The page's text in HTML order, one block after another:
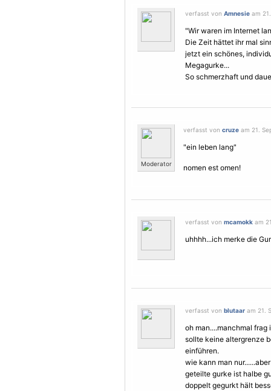
verfasst von Amnesie am
"Wir waren im Internet
Die Zeit hättet ihr mal
jetzt ein schönes,
Megagurke...
So schmerzhaft und
Moderator
verfasst von cruze am 21.
"ein leben lang"
nomen est omen!
verfasst von mcamokk am
uhhhh...ich merke die
verfasst von blutaar am 21.
oh man....manchmal
sollte keine altergrenze
einführen.
wie kann man
geteilte gurke ist halbe
doppelt gegurkt hält